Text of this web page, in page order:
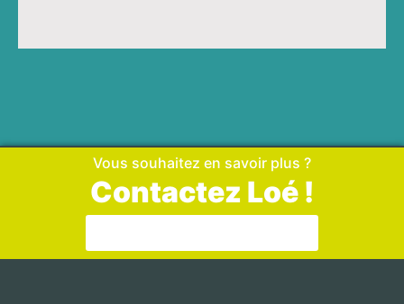
Vous souhaitez en savoir plus ?
Contactez Loé !